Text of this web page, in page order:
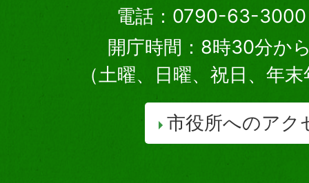
電話：0790-63-3000
開庁時間：8時30分か
（土曜、日曜、祝日、年
市役所へのアク